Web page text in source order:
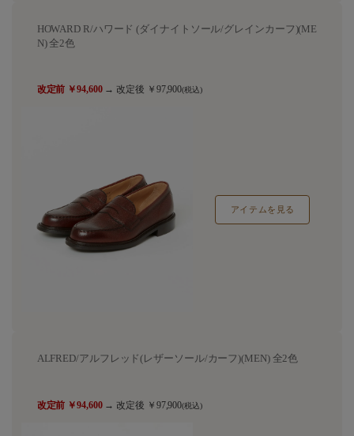
HOWARD R/ハワード (ダイナイトソール/グレインカーフ)(ME
N) 全2色
改定前 ￥94,600→ 改定後 ￥97,900(税込)
アイテムを見る
ALFRED/アルフレッド(レザーソール/カーフ)(MEN) 全2色
改定前 ￥94,600→ 改定後 ￥97,900(税込)